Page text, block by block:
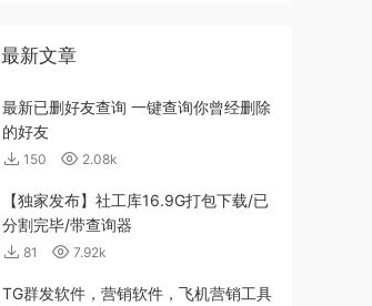
最新文章
最新已删好友查询 一键查询你曾经删除
的好友
150 2.08k
【独家发布】社工库16.9G打包下载/已
分割完毕/带查询器
81 7.92k
TG群发软件，营销软件，飞机营销工具